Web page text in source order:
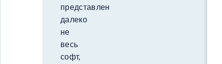
представлен
далеко
не
весь
софт,